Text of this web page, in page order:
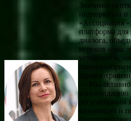
Значимость
подчеркнула
«Ассоциация
платформа для
диалога,
игроков
устойчивой,
— Мы
регуляторным
инноваций и